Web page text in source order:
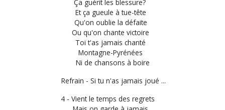
Ça guérit les blessure?
Et ça gueule à tue-tête
Qu'on oublie la défaite
Ou qu'on chante victoire
Toi t'as jamais chanté
Montagne-Pyrénées
Ni de chansons à boire
Refrain - Si tu n'as jamais joué ...
4 - Vient le temps des regrets